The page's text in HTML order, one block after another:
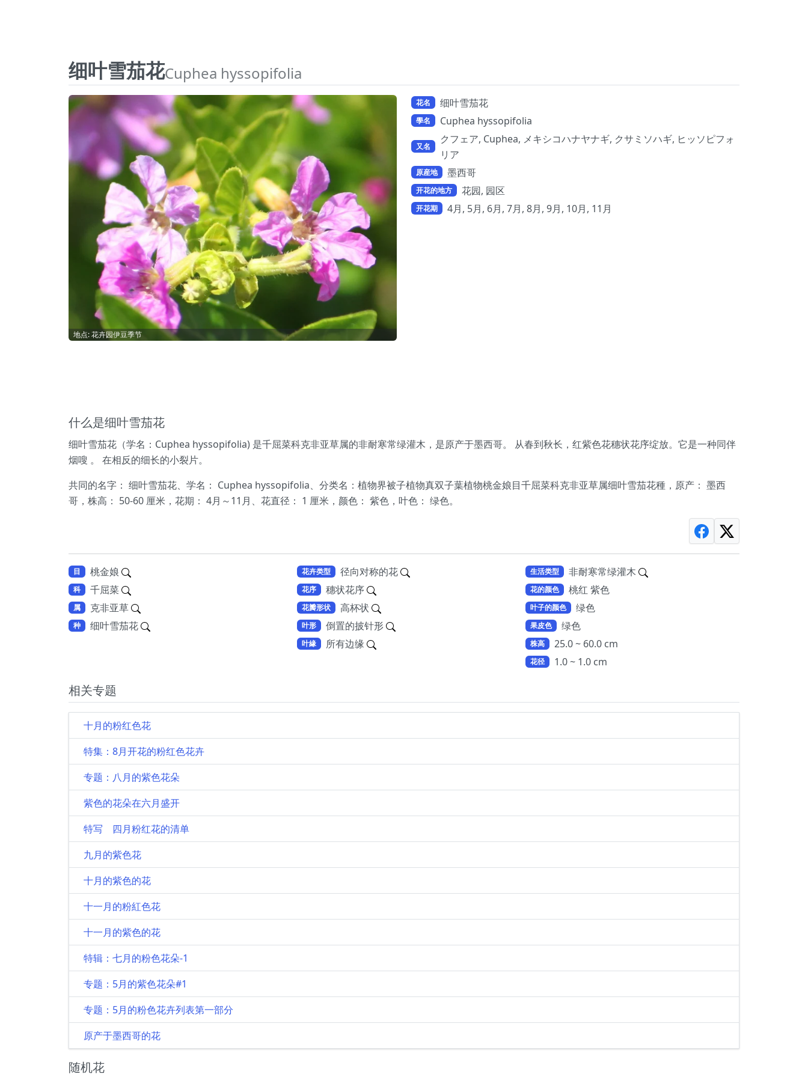
细叶雪茄花Cuphea hyssopifolia
地点: 花卉园伊豆季节
花名 细叶雪茄花
學名 Cuphea hyssopifolia
又名
クフェア, Cuphea, メキシコハナヤナギ, クサミソハギ, ヒッソピフォ
リア
原産地 墨西哥
开花的地方 花园, 园区
开花期 4月, 5月, 6月, 7月, 8月, 9月, 10月, 11月
什么是细叶雪茄花
细叶雪茄花（学名：Cuphea hyssopifolia) 是千屈菜科克非亚草属的非耐寒常绿灌木，是原产于墨西哥。 从春到秋长，红紫色花穗状花序绽放。它是一种同伴
烟嗖 。 在相反的细长的小裂片。
共同的名字： 细叶雪茄花、学名： Cuphea hyssopifolia、分类名：植物界被子植物真双子葉植物桃金娘目千屈菜科克非亚草属细叶雪茄花種，原产： 墨西
哥，株高： 50-60 厘米，花期： 4月～11月、花直径： 1 厘米，颜色： 紫色，叶色： 绿色。
目 桃金娘
科 千屈菜
属 克非亚草
种 细叶雪茄花
花卉类型 径向对称的花
花序 穗状花序
花瓣形状 高杯状
叶形 倒置的披针形
叶緣 所有边缘
生活类型 非耐寒常绿灌木
花的颜色 桃红 紫色
叶子的颜色 绿色
果皮色 绿色
株高 25.0 ~ 60.0 cm
花径 1.0 ~ 1.0 cm
相关专题
十月的粉红色花
特集：8月开花的粉红色花卉
专题：八月的紫色花朵
紫色的花朵在六月盛开
特写 四月粉红花的清单
九月的紫色花
十月的紫色的花
十一月的粉紅色花
十一月的紫色的花
特辑：七月的粉色花朵-1
专题：5月的紫色花朵#1
专题：5月的粉色花卉列表第一部分
原产于墨西哥的花
随机花